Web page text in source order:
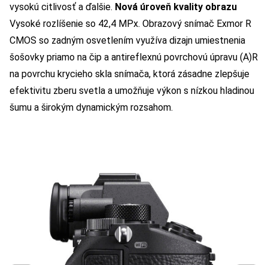
vysokú citlivosť a ďalšie. Nová úroveň kvality obrazu
Vysoké rozlíšenie so 42,4 MPx. Obrazový snímač Exmor R
CMOS so zadným osvetlením využíva dizajn umiestnenia
šošovky priamo na čip a antireflexnú povrchovú úpravu (A)R
na povrchu krycieho skla snímača, ktorá zásadne zlepšuje
efektivitu zberu svetla a umožňuje výkon s nízkou hladinou
šumu a širokým dynamickým rozsahom.